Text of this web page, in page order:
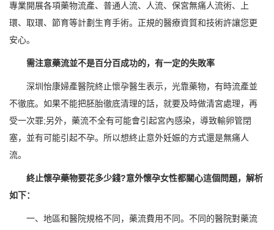
專業開展各項藥物流產、普通人流、人流、保宮無痛人流術、上
環、取環、節育等計劃生育手術。正規的醫療資質和技術許讓您更
安心。
需注意藥流並不是百分百成功的，有一定的失敗率
深圳怡康婦產醫院終止懷孕醫生表示，光靠藥物，有時流產並
不徹底。如果不能把胚胎徹底清理的話，就要及時做清宮處理，再
受一次罪;另外，藥流不全有可能會引起宮內感染，導致輸卵管閉
塞，並有可能引起不孕。所以想終止意外妊娠的方式還是無痛人
流。
終止懷孕藥物要花多少錢?意外懷孕女性都關心這個問題，解析
如下：
一、地區和醫院規格不同，藥流費用不同。不同的醫院對藥流